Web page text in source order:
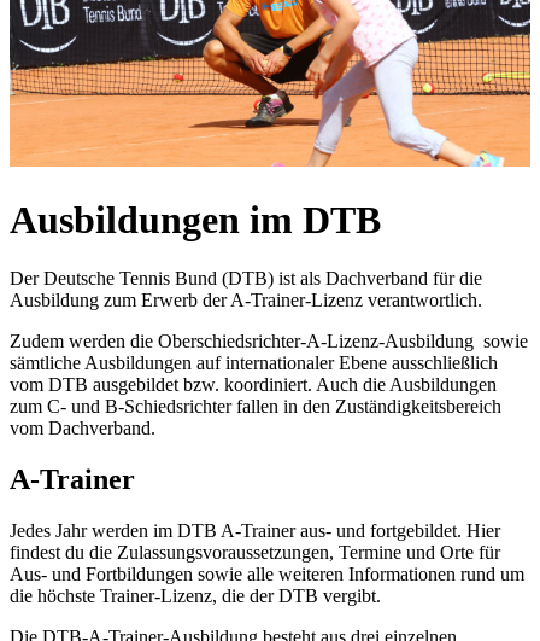
Ausbildungen im DTB
Der Deutsche Tennis Bund (DTB) ist als Dachverband für die
Ausbildung zum Erwerb der A-Trainer-Lizenz verantwortlich.
Zudem werden die Oberschiedsrichter-A-Lizenz-Ausbildung sowie
sämtliche Ausbildungen auf internationaler Ebene ausschließlich
vom DTB ausgebildet bzw. koordiniert. Auch die Ausbildungen
zum C- und B-Schiedsrichter fallen in den Zuständigkeitsbereich
vom Dachverband.
A-Trainer
Jedes Jahr werden im DTB A-Trainer aus- und fortgebildet. Hier
findest du die Zulassungsvoraussetzungen, Termine und Orte für
Aus- und Fortbildungen sowie alle weiteren Informationen rund um
die höchste Trainer-Lizenz, die der DTB vergibt.
Die DTB-A-Trainer-Ausbildung besteht aus drei einzelnen